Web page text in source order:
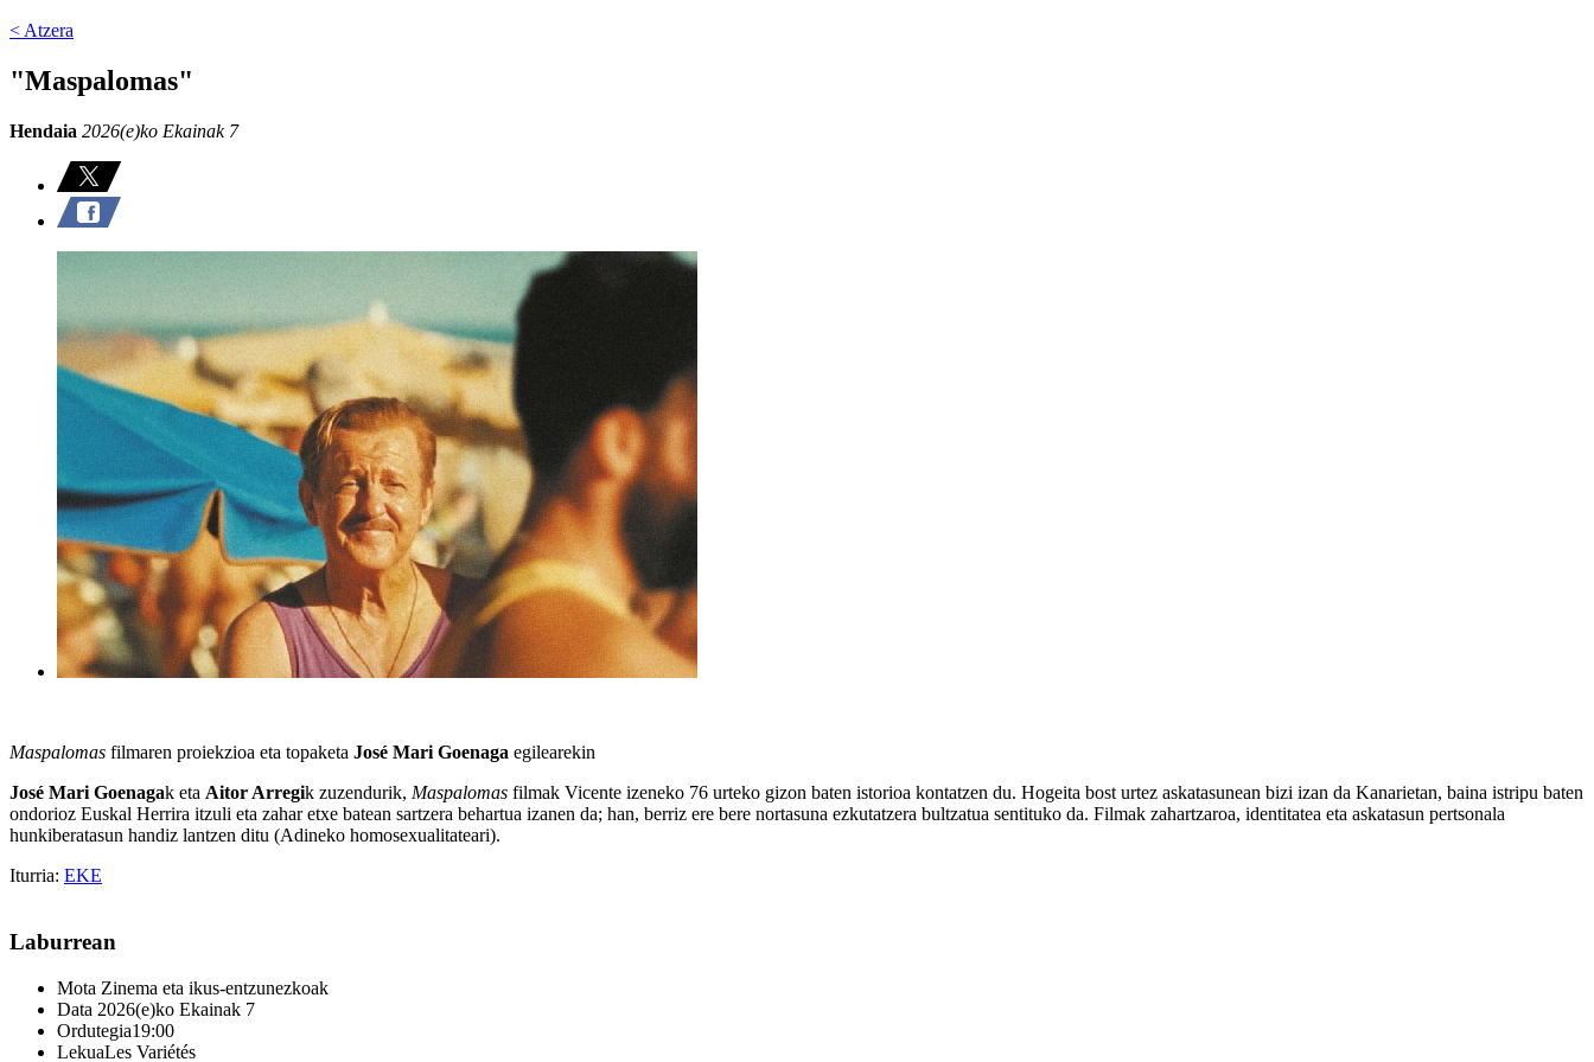
< Atzera
"Maspalomas"
Hendaia 2026(e)ko Ekainak 7
Maspalomas filmaren proiekzioa eta topaketa José Mari Goenaga egilearekin
José Mari Goenagak eta Aitor Arregik zuzendurik, Maspalomas filmak Vicente izeneko 76 urteko gizon baten istorioa kontatzen du. Hogeita bost urtez askatasunean bizi izan da Kanarietan, baina istripu baten
ondorioz Euskal Herrira itzuli eta zahar etxe batean sartzera behartua izanen da; han, berriz ere bere nortasuna ezkutatzera bultzatua sentituko da. Filmak zahartzaroa, identitatea eta askatasun pertsonala
hunkiberatasun handiz lantzen ditu (Adineko homosexualitateari).
Iturria: EKE
Laburrean
Mota Zinema eta ikus-entzunezkoak
Data 2026(e)ko Ekainak 7
Ordutegia19:00
LekuaLes Variétés